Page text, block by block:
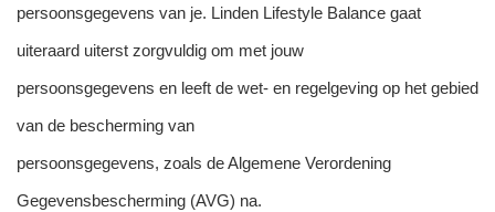
persoonsgegevens van je. Linden Lifestyle Balance gaat
uiteraard uiterst zorgvuldig om met jouw
persoonsgegevens en leeft de wet- en regelgeving op het gebied
van de bescherming van
persoonsgegevens, zoals de Algemene Verordening
Gegevensbescherming (AVG) na.